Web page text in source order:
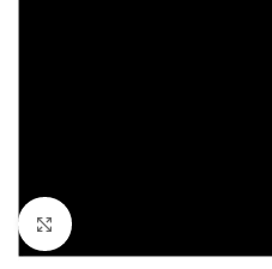
Clic para ampliar